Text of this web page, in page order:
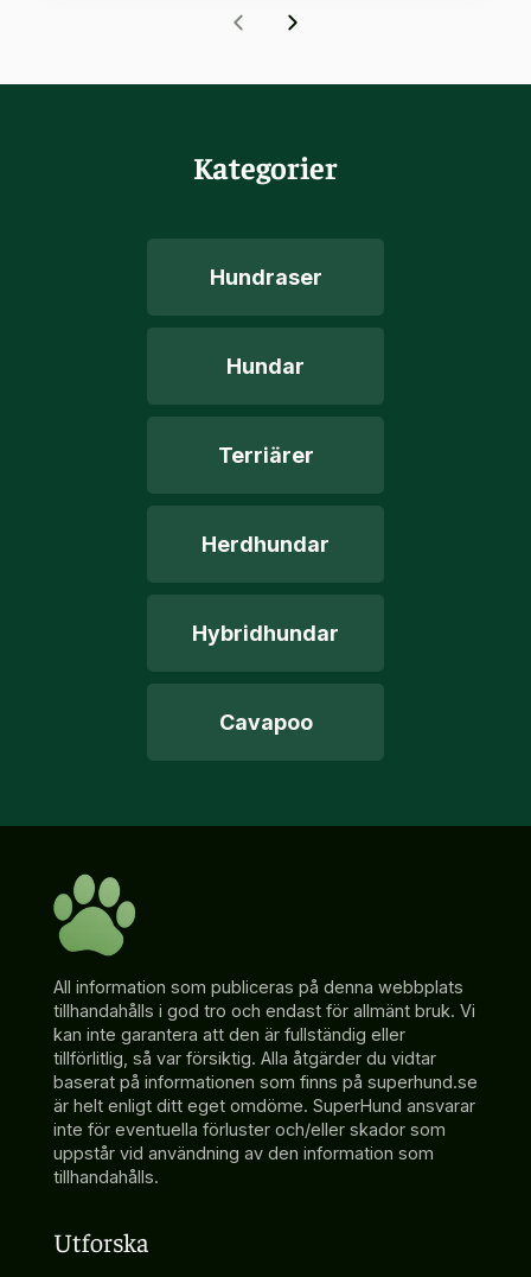
Kategorier
Hundraser
Hundar
Terriärer
Herdhundar
Hybridhundar
Cavapoo
All information som publiceras på denna webbplats
tillhandahålls i god tro och endast för allmänt bruk. Vi
kan inte garantera att den är fullständig eller
tillförlitlig, så var försiktig. Alla åtgärder du vidtar
baserat på informationen som finns på superhund.se
är helt enligt ditt eget omdöme. SuperHund ansvarar
inte för eventuella förluster och/eller skador som
uppstår vid användning av den information som
tillhandahålls.
Utforska